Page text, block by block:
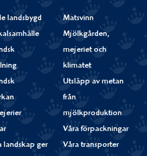
landsbygd
landskap ger
Matsvinn
Mjölkgården,
mejeriet och
klimatet
Utsläpp av metan
från
mjölkproduktion
Våra förpackningar
Våra transporter